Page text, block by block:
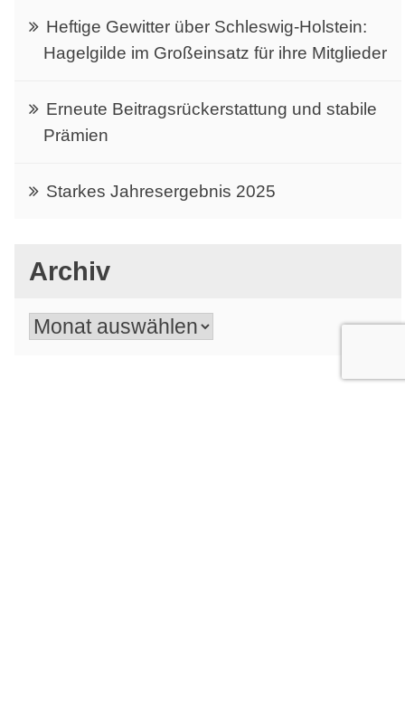
Heftige Gewitter über Schleswig-Holstein:
Hagelgilde im Großeinsatz für ihre Mitglieder
Erneute Beitragsrückerstattung und stabile
Prämien
Starkes Jahresergebnis 2025
Archiv
Archiv